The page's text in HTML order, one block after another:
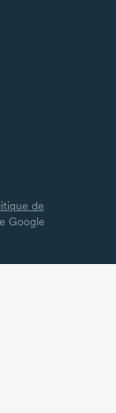
de
Google